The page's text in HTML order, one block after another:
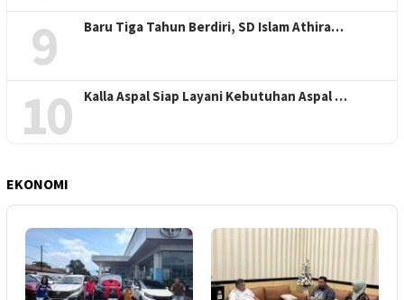
9 Baru Tiga Tahun Berdiri, SD Islam Athira…
10 Kalla Aspal Siap Layani Kebutuhan Aspal …
EKONOMI